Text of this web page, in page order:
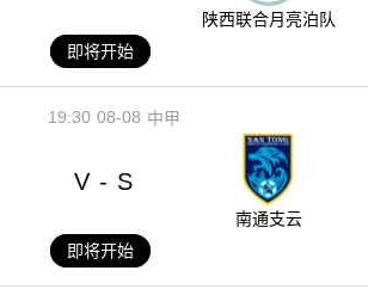
陕西联合月亮泊队
即将开始
08-08
19:30 中甲
V - S
南通支云
即将开始